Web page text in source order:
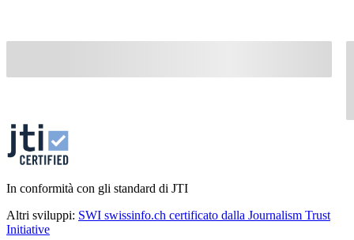
In conformità con gli standard di JTI
Altri sviluppi: SWI swissinfo.ch certificato dalla Journalism Trust
Initiative